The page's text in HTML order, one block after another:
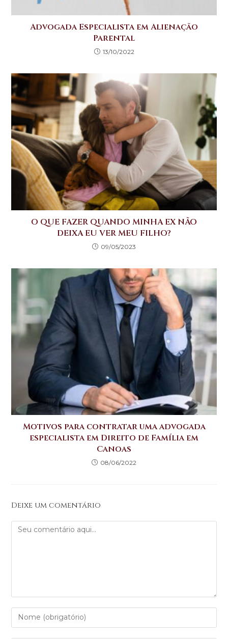
Advogada Especialista em Alienação
Parental
13/10/2022
O QUE FAZER QUANDO MINHA EX NÃO
DEIXA EU VER MEU FILHO?
09/05/2023
Motivos para contratar uma advogada
especialista em Direito de Família em
Canoas
08/06/2022
Deixe um comentário